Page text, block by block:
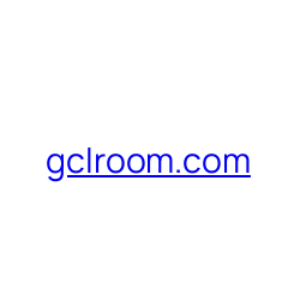
gclroom.com